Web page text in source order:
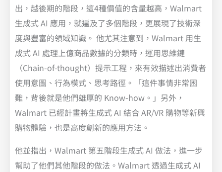
出，越後期的階段，這4種價值的含量越高，Walmart
生成式 AI 應用，就遍及了多個階段，更展現了技術深
度與豐富的領域知識。 他尤其注意到，Walmart 用生
成式 AI 處理上億商品數據的分類時，運用思維鏈
（Chain-of-thought）提示工程，來有效描述出消費者
使用意圖、行為模式、思考路徑。「這件事情非常困
難，背後就是他們雄厚的 Know-how。」另外，
Walmart 已經計畫將生成式 AI 結合 AR/VR 購物等新興
購物體驗，也是高度創新的應用方法。
他並指出，Walmart 第五階段生成式 AI 做法，進一步
幫助了他們其他階段的做法。Walmart 透過生成式 AI